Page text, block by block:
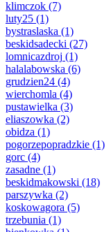
klimczok (7)
luty25 (1)
bystraslaska (1)
beskidsadecki (27)
lomnicazdroj (1)
halalabowska (6)
grudzien24 (4)
wierchomla (4)
pustawielka (3)
eliaszowka (2)
obidza (1)
pogorzepopradzkie (1)
gorc (4)
zasadne (1)
beskidmakowski (18)
parszywka (2)
koskowagora (5)
trzebunia (1)